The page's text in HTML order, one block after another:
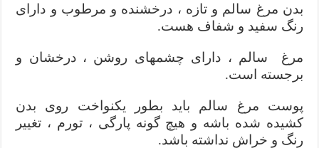
بدن مرغ سالم و تازه ، درخشنده و مرطوب و دارای
رنگ سفید و شفاف هست.
مرغ سالم ، دارای چشمهای روشن ، درخشان و
برجسته است.
پوست مرغ سالم باید بطور یکنواخت روی بدن
کشیده شده باشه و هیچ گونه پارگی ، تورم ، تغییر
رنگ و خراش نداشته باشد.